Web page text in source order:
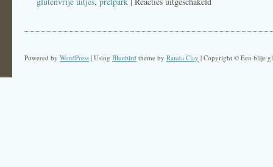
dagje
Powered by WordPress | Using Bluebird theme by Randa Clay | Copyright © Een blije